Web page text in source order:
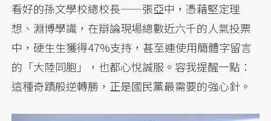
看好的孫文學校總校長——張亞中，憑藉堅定理
想、淵博學識，在辯論現場總數近六千的人氣投票
中，硬生生獲得47%支持，甚至連使用簡體字留言
的「大陸同胞」，也都心悅誠服。容我提醒一點：
這種奇蹟般逆轉勝，正是國民黨最需要的強心針。